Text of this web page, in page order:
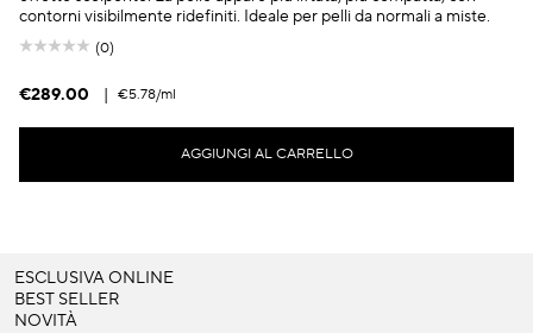
contorni visibilmente ridefiniti. Ideale per pelli da normali a miste.
(0)
€289.00 | €5.78/ml
AGGIUNGI AL CARRELLO
ESCLUSIVA ONLINE
BEST SELLER
NOVITÀ